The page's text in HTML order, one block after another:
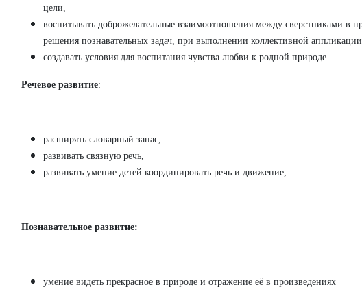
цели,
воспитывать доброжелательные взаимоотношения между сверстниками в
решения познавательных задач, при выполнении коллективной
создавать условия для воспитания чувства любви к родной природе.
Речевое развитие:
расширять словарный запас,
развивать связную речь,
развивать умение детей координировать речь и движение,
Познавательное развитие:
умение видеть прекрасное в природе и отражение её в произведениях